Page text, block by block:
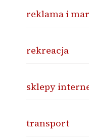
reklama i
rekreacja
sklepy
transport